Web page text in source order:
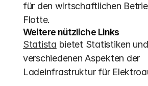
für den wirtschaftlichen
Flotte.
Weitere nützliche Links
Statista bietet Statistiken
verschiedenen Aspekten der
Ladeinfrastruktur für